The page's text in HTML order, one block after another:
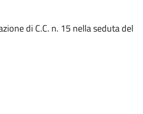
di C.C. n. 15 nella seduta del